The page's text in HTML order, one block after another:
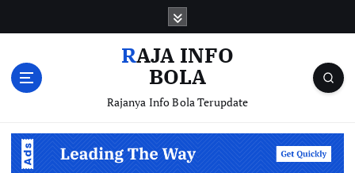
RAJA INFO
BOLA
Rajanya Info Bola Terupdate